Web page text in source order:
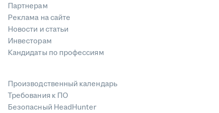
Партнерам
Реклама на сайте
Новости и статьи
Инвесторам
Кандидаты по профессиям
Производственный календарь
Требования к ПО
Безопасный HeadHunter